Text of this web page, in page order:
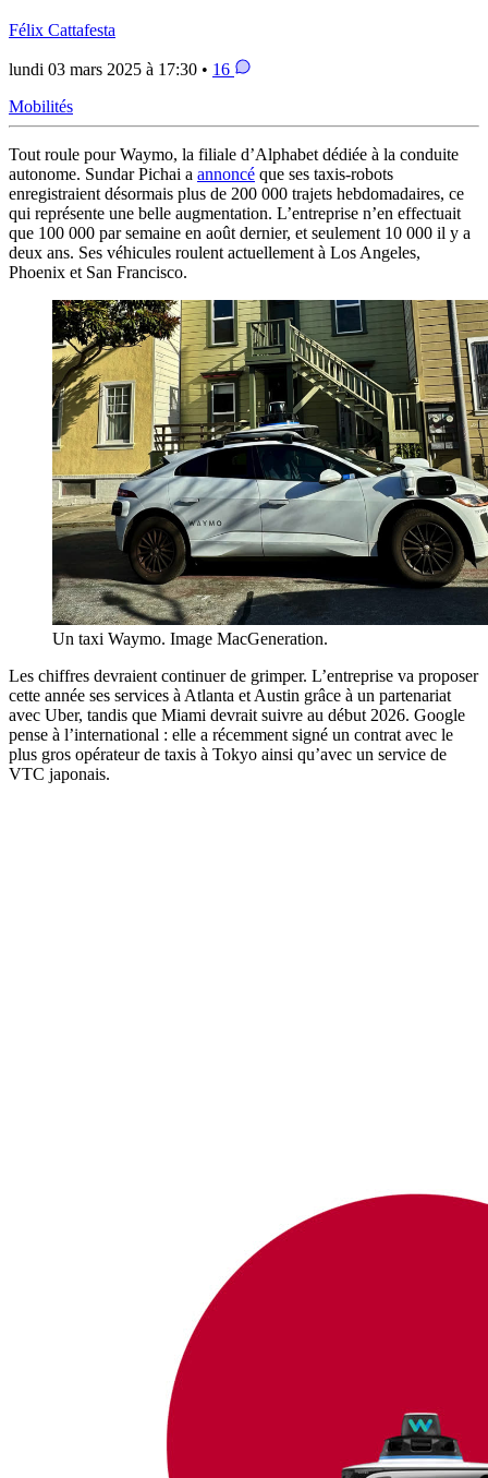
Félix Cattafesta
lundi 03 mars 2025 à 17:30 • 16
Mobilités
Tout roule pour Waymo, la filiale d’Alphabet dédiée à la conduite
autonome. Sundar Pichai a annoncé que ses taxis-robots
enregistraient désormais plus de 200 000 trajets hebdomadaires, ce
qui représente une belle augmentation. L’entreprise n’en effectuait
que 100 000 par semaine en août dernier, et seulement 10 000 il y a
deux ans. Ses véhicules roulent actuellement à Los Angeles,
Phoenix et San Francisco.
Un taxi Waymo. Image MacGeneration.
Les chiffres devraient continuer de grimper. L’entreprise va proposer
cette année ses services à Atlanta et Austin grâce à un partenariat
avec Uber, tandis que Miami devrait suivre au début 2026. Google
pense à l’international : elle a récemment signé un contrat avec le
plus gros opérateur de taxis à Tokyo ainsi qu’avec un service de
VTC japonais.